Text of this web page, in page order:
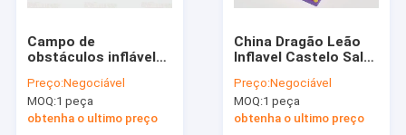
Notícias
Campo de
obstáculos inflável
Preço:Negociável
MOQ:1 peça
obtenha o ultimo preço
China Dragão Leão
Inflavel Castelo Salto
E Piscina de Areia
Preço:Negociável
MOQ:1 peça
obtenha o ultimo preço